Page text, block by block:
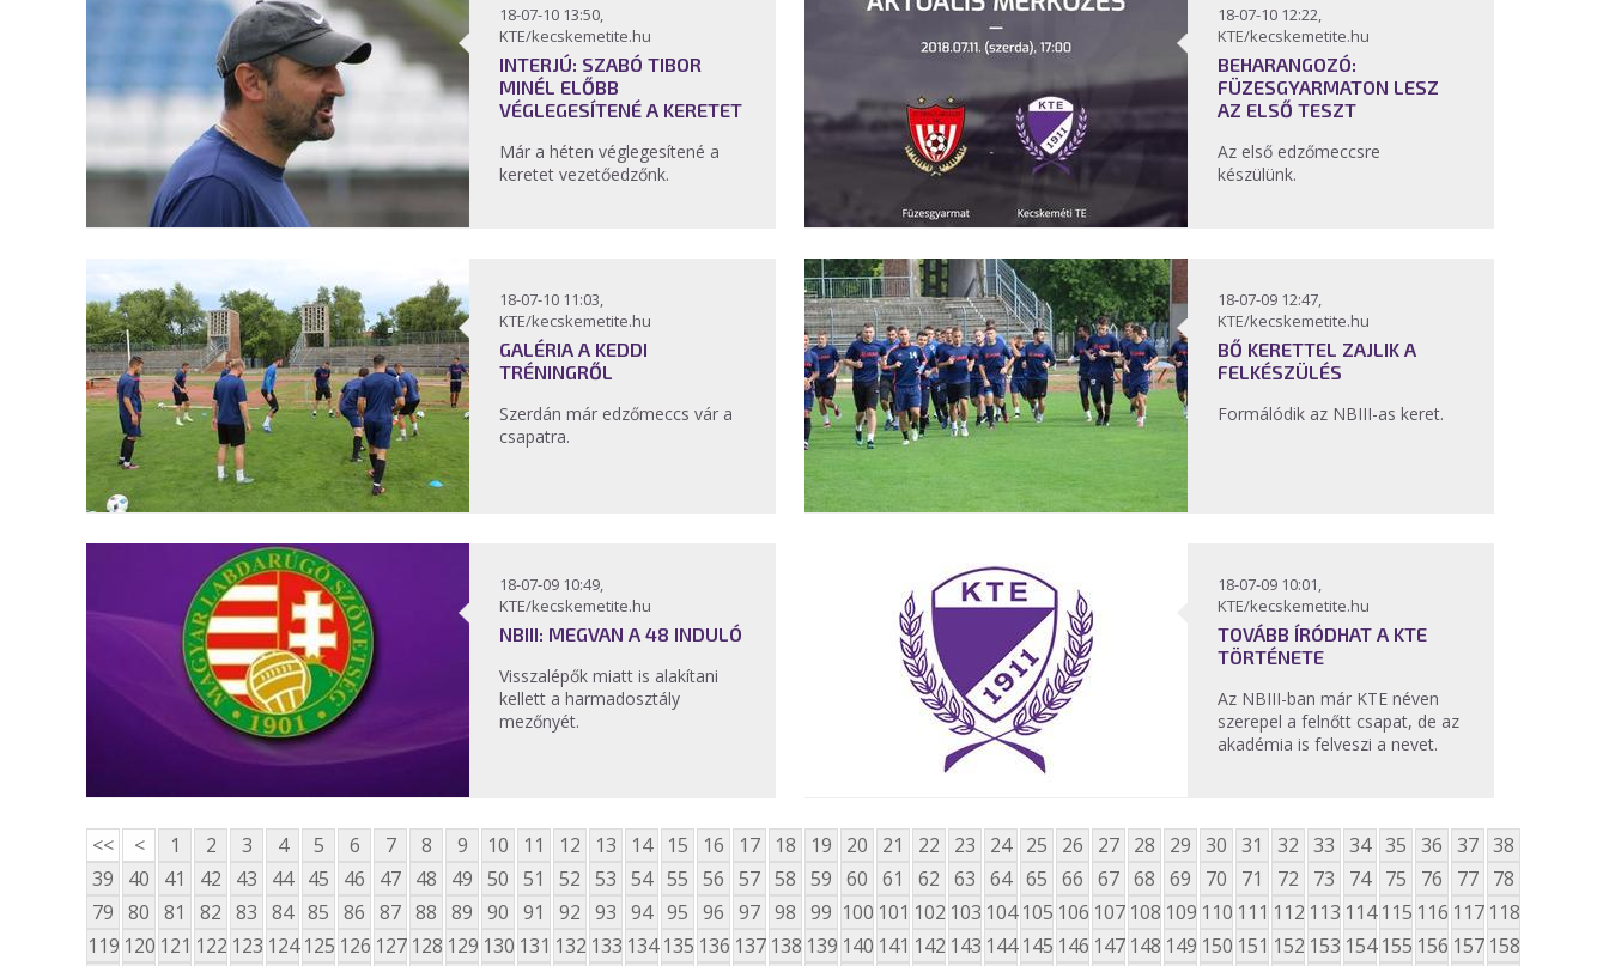
18-07-10 13:50,
KTE/kecskemetite.hu
INTERJÚ: SZABÓ TIBOR
MINÉL ELŐBB
VÉGLEGESÍTENÉ A KERETET
Már a héten véglegesítené a
keretet vezetőedzőnk.
18-07-10 12:22,
KTE/kecskemetite.hu
BEHARANGOZÓ:
FÜZESGYARMATON LESZ
AZ ELSŐ TESZT
Az első edzőmeccsre
készülünk.
18-07-10 11:03,
KTE/kecskemetite.hu
GALÉRIA A KEDDI
TRÉNINGRŐL
Szerdán már edzőmeccs vár a
csapatra.
18-07-09 12:47,
KTE/kecskemetite.hu
BŐ KERETTEL ZAJLIK A
FELKÉSZÜLÉS
Formálódik az NBIII-as keret.
18-07-09 10:49,
KTE/kecskemetite.hu
NBIII: MEGVAN A 48 INDULÓ
Visszalépők miatt is alakítani
kellett a harmadosztály
mezőnyét.
18-07-09 10:01,
KTE/kecskemetite.hu
TOVÁBB ÍRÓDHAT A KTE
TÖRTÉNETE
Az NBIII-ban már KTE néven
szerepel a felnőtt csapat, de az
akadémia is felveszi a nevet.
<< < 1 2 3 4 5 6 7 8 9 10 11 12 13 14 15 16 17 18 19 20 21 22 23 24 25 26 27 28 29 30 31 32 33 34 35 36 37 38
39
40 41 42 43 44 45 46 47 48 49 50 51 52 53 54 55 56 57 58 59 60 61 62 63 64 65 66 67 68 69 70 71 72 73 74 75 76 77 78
79 80 81 82 83 84 85 86 87 88 89 90 91 92 93 94 95 96 97 98 99 100 101 102 103 104 105 106 107 108 109 110 111 112 113 114 115 116 117 118
119 120 121 122 123 124 125 126 127 128 129 130 131 132 133 134 135 136 137 138 139 140 141 142 143 144 145 146 147 148 149 150 151 152 153 154 155 156 157 158